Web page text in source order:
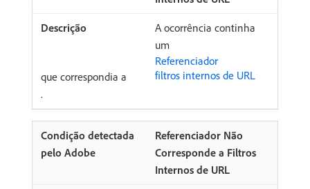
A ocorrência continha
um
Referenciador
que correspondia a
filtros internos de URL
.
Referenciador Não
Corresponde a Filtros
Internos de URL